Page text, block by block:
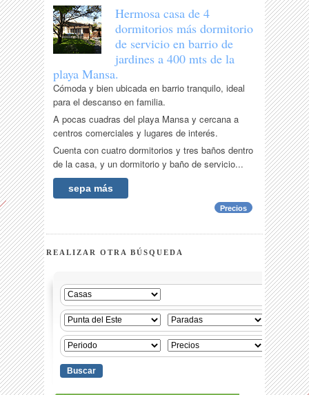
Hermosa casa de 4
dormitorios más dormitorio
de servicio en barrio de
jardines a 400 mts de la
playa Mansa.
Cómoda y bien ubicada en barrio tranquilo, ideal
para el descanso en familia.
A pocas cuadras del playa Mansa y cercana a
centros comerciales y lugares de interés.
Cuenta con cuatro dormitorios y tres baños dentro
de la casa, y un dormitorio y baño de servicio...
sepa más
Precios
REALIZAR OTRA BÚSQUEDA